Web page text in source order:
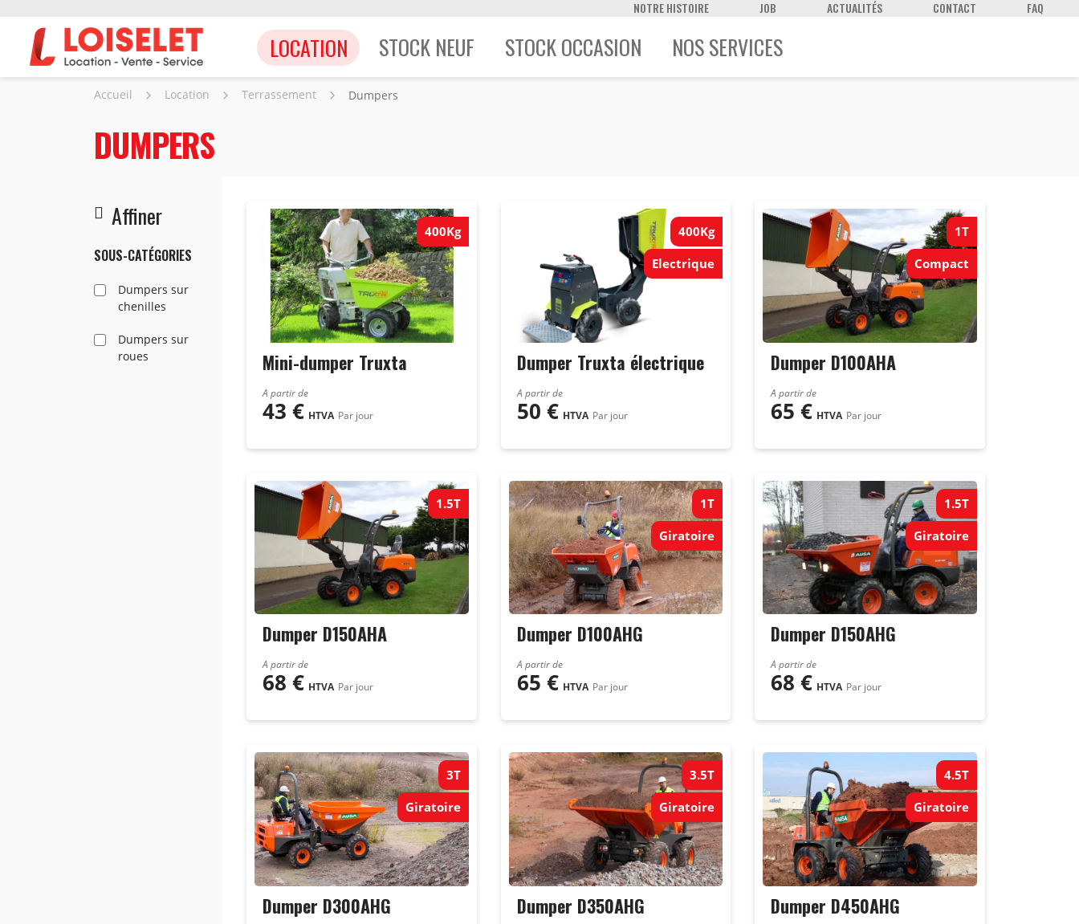
NOTRE HISTOIRE JOB ACTUALITÉS CONTACT FAQ
LOCATION STOCK NEUF STOCK OCCASION NOS SERVICES
Accueil Location Terrassement Dumpers
DUMPERS
Affiner
SOUS-CATÉGORIES
Dumpers sur
chenilles
Dumpers sur
roues
400Kg
Mini-dumper Truxta
A partir de
43 € HTVA Par jour
400Kg
Electrique
Dumper Truxta électrique
A partir de
50 € HTVA Par jour
1T
Compact
Dumper D100AHA
A partir de
65 € HTVA Par jour
1.5T
Dumper D150AHA
A partir de
68 € HTVA Par jour
1T
Giratoire
Dumper D100AHG
A partir de
65 € HTVA Par jour
1.5T
Giratoire
Dumper D150AHG
A partir de
68 € HTVA Par jour
3T
Giratoire
Dumper D300AHG
3.5T
Giratoire
Dumper D350AHG
4.5T
Giratoire
Dumper D450AHG